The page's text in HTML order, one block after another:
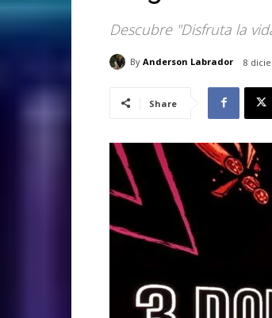
Descubre "Disfruta la
By Anderson Labrador 8
Share